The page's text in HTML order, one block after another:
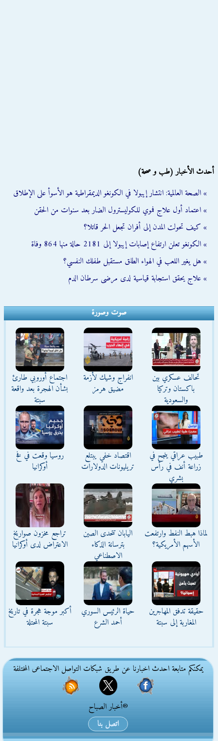
أحدث الأخبار (طب و صحة)
» الصحة العالمية: انتشار إيبولا في الكونغو الديمقراطية هو الأسوأ على الإطلاق
» اعتماد أول علاج فموي للكوليسترول الضار بعد سنوات من الحقن
» كيف تحولت المدن إلى أفران تجعل الحر قاتلا؟
» الكونغو تعلن ارتفاع إصابات إيبولا إلى 2181 حالة منها 864 وفاة
» هل يغير اللعب في الهواء الطلق مستقبل طفلك النفسي؟
» علاج يحقق استجابة قياسية لدى مرضى سرطان الدم
صوت وصورة
تحالف عسكري بين
باكستان وتركيا
والسعودية
انفراج وشيك لأزمة
مضيق هرمز
اجتماع أوروبي طارئ
بشأن الهجرة بعد واقعة
سبتة
طبيب عراقي ينجح في
زراعة أنف في رأس
بشري
اقتصاد خفي يبتلع
تريليونات الدولارات
روسيا وقعت في فخ
أوكرانيا
لماذا هبط النفط وارتفعت
الأسهم الأمريكية؟
اليابان تتحدى الصين
بترسانة الذكاء
الاصطناعي
تراجع مخزون صواريخ
الاعتراض لدى أوكرانيا
حقيقة تدفق المهاجرين
المغاربة إلى سبتة
حياة الرئيس السوري
أحمد الشرع
أكبر موجة هجرة في تاريخ
سبتة المحتلة
يمكنكم متابعة احدث اخبارنا عن طريق شبكات التواصل الاجتماعى المختلفة
®أخبار الصباح
اتصل بنا